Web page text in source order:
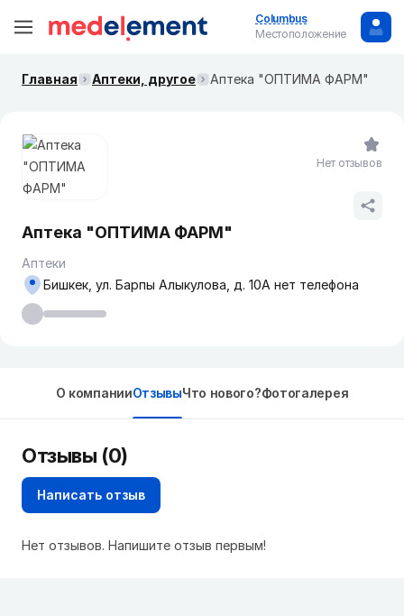
Columbus
Местоположение
Главная Аптеки, другое Аптека "ОПТИМА ФАРМ"
Аптека "ОПТИМА ФАРМ"
Аптеки
Бишкек, ул. Барпы Алыкулова, д. 10А нет телефона
Нет отзывов
О компанииОтзывыЧто нового?Фотогалерея
Отзывы (0)
Написать отзыв
Нет отзывов. Напишите отзыв первым!